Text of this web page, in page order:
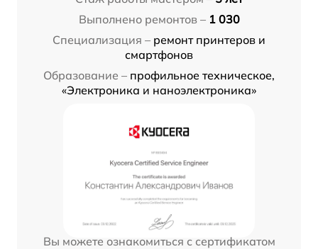
Выполнено ремонтов – 1 030
Специализация – ремонт принтеров и
смартфонов
Образование – профильное техническое,
«Электроника и наноэлектроника»
Вы можете ознакомиться с сертификатом